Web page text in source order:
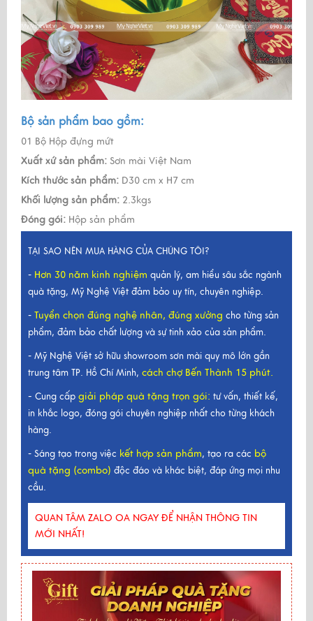
Bộ sản phẩm bao gồm:
01 Bộ Hộp đựng mứt
Xuất xứ sản phẩm: Sơn mài Việt Nam
Kích thước sản phẩm: D30 cm x H7 cm
Khối lượng sản phẩm: 2.3kgs
Đóng gói: Hộp sản phẩm
TẠI SAO NÊN MUA HÀNG CỦA CHÚNG TÔI?
- Hơn 30 năm kinh nghiệm quản lý, am hiểu sâu sắc ngành
quà tặng, Mỹ Nghệ Việt đảm bảo uy tín, chuyên nghiệp.
- Tuyển chọn đúng nghệ nhân, đúng xưởng cho từng sản
phẩm, đảm bảo chất lượng và sự tinh xảo của sản phẩm.
- Mỹ Nghệ Việt sở hữu showroom sơn mài quy mô lớn gần
trung tâm TP. Hồ Chí Minh, cách chợ Bến Thành 15 phút.
- Cung cấp giải pháp quà tặng trọn gói: tư vấn, thiết kế,
in khắc logo, đóng gói chuyên nghiệp nhất cho từng khách
hàng.
- Sáng tạo trong việc kết hợp sản phẩm, tạo ra các bộ
quà tặng (combo) độc đáo và khác biệt, đáp ứng mọi nhu
cầu.
QUAN TÂM ZALO OA NGAY ĐỂ NHẬN THÔNG TIN
MỚI NHẤT!